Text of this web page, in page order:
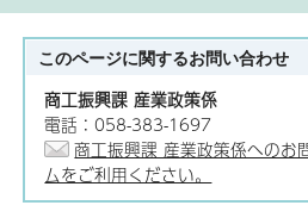
このページに関するお問い合わせ
商工振興課 産業政策係
電話：058-383-1697
商工振興課 産業政策係へのお
ムをご利用ください。